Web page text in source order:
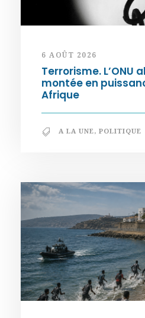
6 AOÛT 2026
Terrorisme. L’ONU
montée en
Afrique
A LA UNE, POLITIQUE